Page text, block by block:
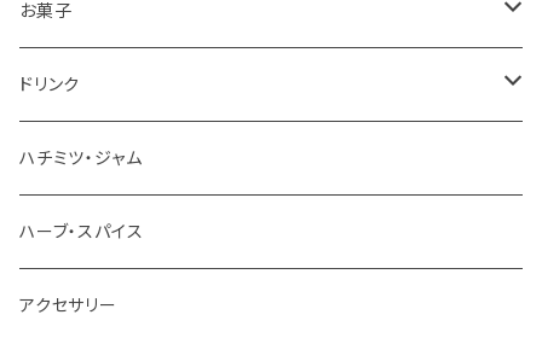
お菓子
チョコレート
ドリンク
お茶
ホットチョコレート
ハチミツ・ジャム
ハーブ・スパイス
アクセサリー